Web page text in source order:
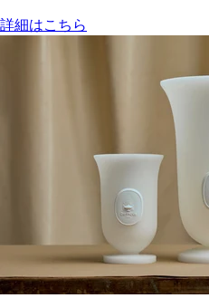
詳細はこちら